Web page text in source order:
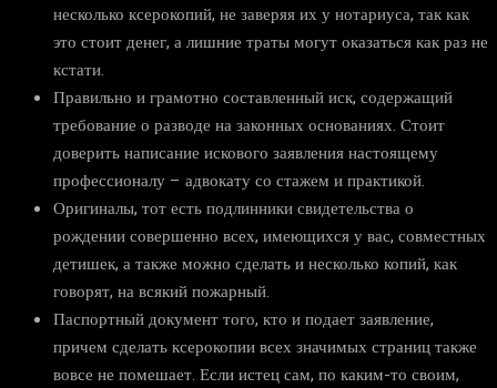
несколько ксерокопий, не заверяя их у нотариуса, так как
это стоит денег, а лишние траты могут оказаться как раз не
кстати.
Правильно и грамотно составленный иск, содержащий
требование о разводе на законных основаниях. Стоит
доверить написание искового заявления настоящему
профессионалу – адвокату со стажем и практикой.
Оригиналы, тот есть подлинники свидетельства о
рождении совершенно всех, имеющихся у вас, совместных
детишек, а также можно сделать и несколько копий, как
говорят, на всякий пожарный.
Паспортный документ того, кто и подает заявление,
причем сделать ксерокопии всех значимых страниц также
вовсе не помешает. Если истец сам, по каким-то своим,